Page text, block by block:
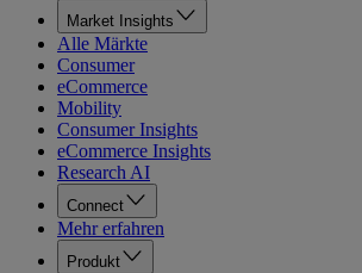
Market Insights
Alle Märkte
Consumer
eCommerce
Mobility
Consumer Insights
eCommerce Insights
Research AI
Connect
Mehr erfahren
Produkt